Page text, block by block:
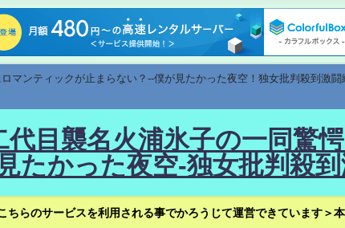
マンティックが止まらない？--僕が見たかった夜空！独女批判殺到激
目襲名火浦氷子の一同驚
たかった夜空-独女批判殺
らのサービスを利用される事でかろうじて運営できています＞